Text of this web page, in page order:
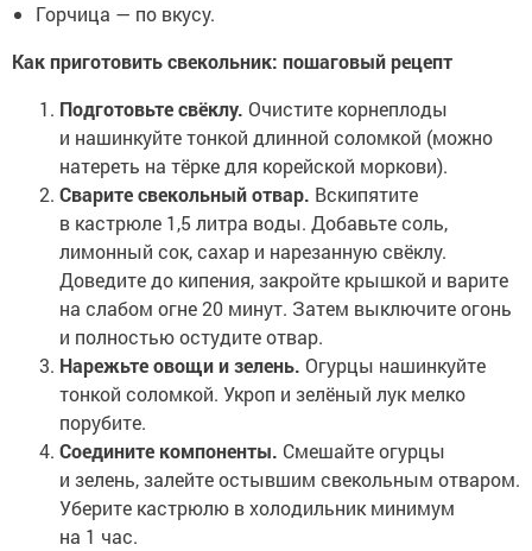
Горчица — по вкусу.
Как приготовить свекольник: пошаговый рецепт
Подготовьте свёклу. Очистите корнеплоды
и нашинкуйте тонкой длинной соломкой (можно
натереть на тёрке для корейской моркови).
Сварите свекольный отвар. Вскипятите
в кастрюле 1,5 литра воды. Добавьте соль,
лимонный сок, сахар и нарезанную свёклу.
Доведите до кипения, закройте крышкой и варите
на слабом огне 20 минут. Затем выключите огонь
и полностью остудите отвар.
Нарежьте овощи и зелень. Огурцы нашинкуйте
тонкой соломкой. Укроп и зелёный лук мелко
порубите.
Соедините компоненты. Смешайте огурцы
и зелень, залейте остывшим свекольным отваром.
Уберите кастрюлю в холодильник минимум
на 1 час.